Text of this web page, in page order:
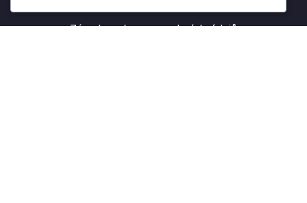
Zásady ochrany osobních údajů